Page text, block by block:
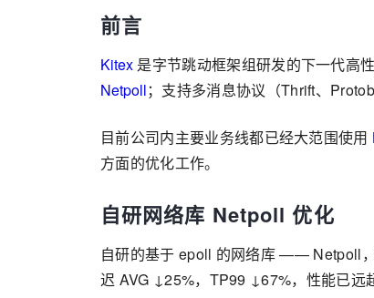
前言
Kitex 是字节跳动框架组研发的下一代高
Netpoll；支持多消息协议（Thrift、
目前公司内主要业务线都已经大范围使用
方面的优化工作。
自研网络库 Netpoll 优化
自研的基于 epoll 的网络库 —— Netpoll
迟 AVG ↓25%，TP99 ↓67%，性能已远